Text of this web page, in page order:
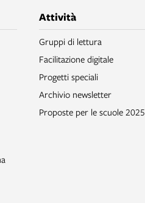
Attività
Gruppi di lettura
Facilitazione digitale
Progetti speciali
Archivio newsletter
Proposte per le scuole